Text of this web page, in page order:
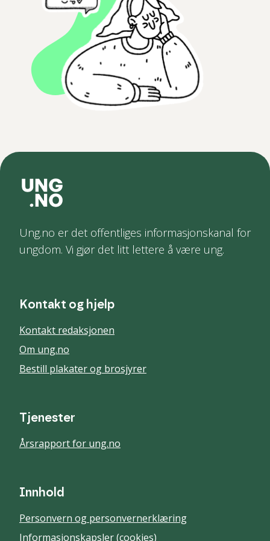
Ung.no er det offentliges informasjonskanal for
ungdom. Vi gjør det litt lettere å være ung.
Kontakt og hjelp
Kontakt redaksjonen
Om ung.no
Bestill plakater og brosjyrer
Tjenester
Årsrapport for ung.no
Innhold
Personvern og personvernerklæring
Informasjonskapsler (cookies)